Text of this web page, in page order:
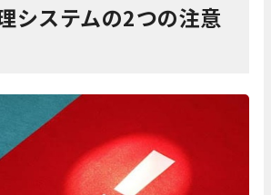
システムの2つの注意